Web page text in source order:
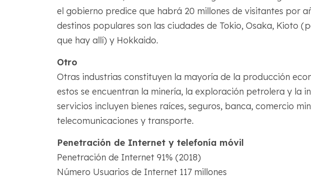
el gobierno predice que habrá 20 millones de visitantes por
destinos populares son las ciudades de Tokio, Osaka, Kioto
que hay allí) y Hokkaido.
Otro
Otras industrias constituyen la mayoría de la producción
estos se encuentran la minería, la exploración petrolera y la
servicios incluyen bienes raíces, seguros, banca, comercio
telecomunicaciones y transporte.
Penetración de Internet y telefonía móvil
Penetración de Internet 91% (2018)
Número Usuarios de Internet 117 millones